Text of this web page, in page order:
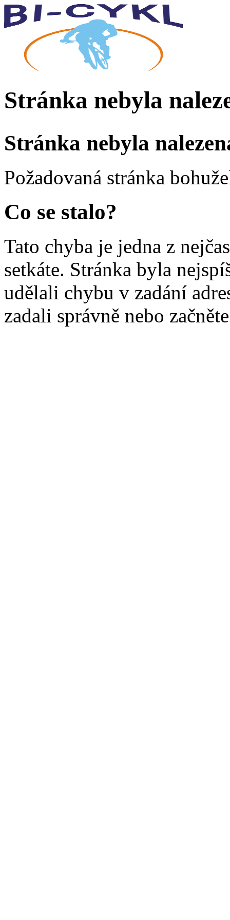
Stránka nebyla
Stránka nebyla
Požadovaná stránka
Co se stalo?
Tato chyba je jedna z
setkáte. Stránka byla
udělali chybu v zadání
zadali správně nebo